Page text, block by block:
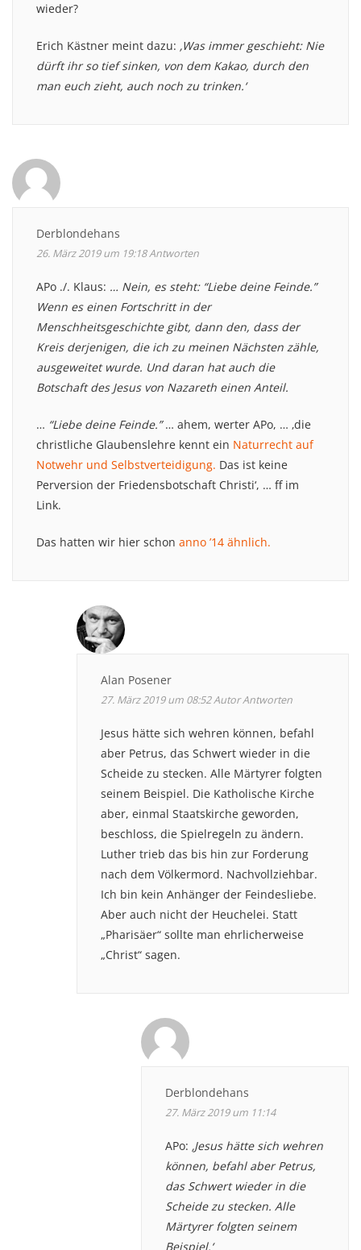
wieder?
Erich Kästner meint dazu: ‚Was immer geschieht: Nie
dürft ihr so tief sinken, von dem Kakao, durch den
man euch zieht, auch noch zu trinken.‘
Derblondehans
26. März 2019 um 19:18Antworten
APo ./. Klaus: … Nein, es steht: “Liebe deine Feinde.”
Wenn es einen Fortschritt in der
Menschheitsgeschichte gibt, dann den, dass der
Kreis derjenigen, die ich zu meinen Nächsten zähle,
ausgeweitet wurde. Und daran hat auch die
Botschaft des Jesus von Nazareth einen Anteil.
… “Liebe deine Feinde.”… ahem, werter APo, … ‚die
christliche Glaubenslehre kennt ein Naturrecht auf
Notwehr und Selbstverteidigung. Das ist keine
Perversion der Friedensbotschaft Christi‘, … ff im
Link.
Das hatten wir hier schon anno ’14 ähnlich.
Alan Posener
27. März 2019 um 08:52AutorAntworten
Jesus hätte sich wehren können, befahl
aber Petrus, das Schwert wieder in die
Scheide zu stecken. Alle Märtyrer folgten
seinem Beispiel. Die Katholische Kirche
aber, einmal Staatskirche geworden,
beschloss, die Spielregeln zu ändern.
Luther trieb das bis hin zur Forderung
nach dem Völkermord. Nachvollziehbar.
Ich bin kein Anhänger der Feindesliebe.
Aber auch nicht der Heuchelei. Statt
„Pharisäer“ sollte man ehrlicherweise
„Christ“ sagen.
Derblondehans
27. März 2019 um 11:14
APo: ‚Jesus hätte sich wehren
können, befahl aber Petrus,
das Schwert wieder in die
Scheide zu stecken. Alle
Märtyrer folgten seinem
Beispiel.‘